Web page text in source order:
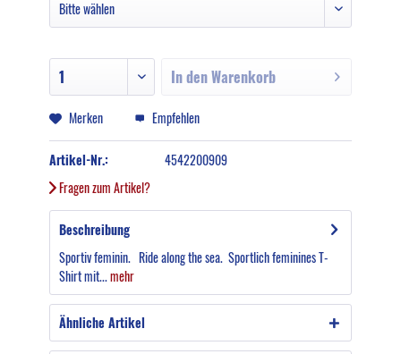
In denWarenkorb
Merken Empfehlen
Artikel-Nr.:
4542200909
Fragen zum Artikel?
Beschreibung
Sportiv feminin. Ride along the sea. Sportlich feminines T-
Shirt mit...mehr
Ähnliche Artikel